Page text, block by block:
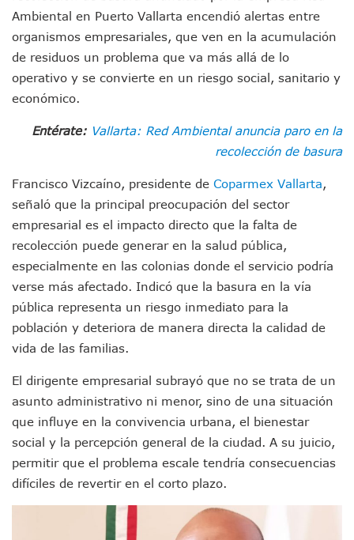
Ayutla Bajo Investigación Tras Reporte De Posible
Maleza Crece En Camellones De La Principal Avenida
Lluvias E Inundaciones No Detienen El Transporte Público
Juan Carlos Castro Realiza Asamblea Informativa En La
Huracán En Formación Podría Generar Oleaje Elevado En
Buscan Reducir Riesgos Por Cocodrilos En Playas De
Plantean “Ley Don Juanito” Al Diputado Federal Bruno
Asesinan En Oaxaca Al Periodista Francisco Alejandro
Detienen A Cuatro Hombres Armados En Bucerías;
Yussara Canales Pide Transparencia Sobre Nuevo
Adultos Mayores De Ixtapa Tendrán Una “Casa De Día”
Mujeres Recorren Calles De Ixtapa Para Identificar
Bruno Blancas Convoca A Mesa De Análisis Para La
Videos De Presunto Convoy Armado Desatan Operativo
Playa Las Cocinas: Retiran Concesión Y Anuncian Plan De
Dr. Álvarez Zayas Dirige Plan De Salud Animal Y
Por Desaparición Forzada, Expolicías De Nayarit
“El Mayo” Zambada Es Condenado A Morir En Prisión En
Orgullo Vallartense: Zhoemí Luévanos Competirá En El
Brigada Forense Brindará Atención A Familias De
Vecinos De Vallarta 500 Exponen Queja De Vialidades A
Joven Esgrimista De Puerto Vallarta Asegura Lugar En El
Llegan Camiones “oruga” A Puerto Vallarta Con
Ambiental en Puerto Vallarta encendió alertas entre
organismos empresariales, que ven en la acumulación
de residuos un problema que va más allá de lo
operativo y se convierte en un riesgo social, sanitario y
económico.
Entérate: Vallarta: Red Ambiental anuncia paro en la
recolección de basura
Francisco Vizcaíno, presidente de Coparmex Vallarta,
señaló que la principal preocupación del sector
empresarial es el impacto directo que la falta de
recolección puede generar en la salud pública,
especialmente en las colonias donde el servicio podría
verse más afectado. Indicó que la basura en la vía
pública representa un riesgo inmediato para la
población y deteriora de manera directa la calidad de
vida de las familias.
El dirigente empresarial subrayó que no se trata de un
asunto administrativo ni menor, sino de una situación
que influye en la convivencia urbana, el bienestar
social y la percepción general de la ciudad. A su juicio,
permitir que el problema escale tendría consecuencias
difíciles de revertir en el corto plazo.